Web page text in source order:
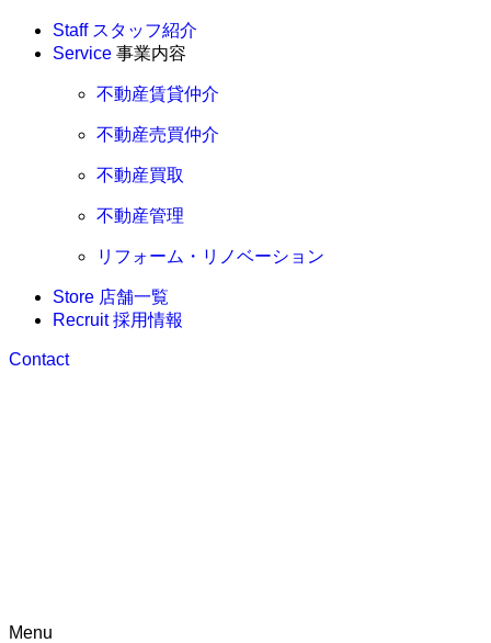
Staff スタッフ紹介
Service 事業内容
不動産賃貸仲介
不動産売買仲介
不動産買取
不動産管理
リフォーム・リノベーション
Store 店舗一覧
Recruit 採用情報
Contact
Menu